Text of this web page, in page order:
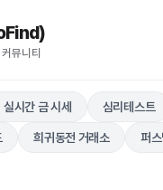
뮤니티
실시간 금 시세 심리테스트
희귀동전 거래소 퍼